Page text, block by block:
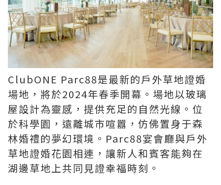
ClubONE Parc88是最新的戶外草地證婚
場地，將於2024年春季開幕。場地以玻璃
屋設計為靈感，提供充足的自然光線。位
於科學園，遠離城市喧囂，仿佛置身于森
林婚禮的夢幻環境。Parc88宴會廳與戶外
草地證婚花園相連，讓新人和賓客能夠在
湖邊草地上共同見證幸福時刻。